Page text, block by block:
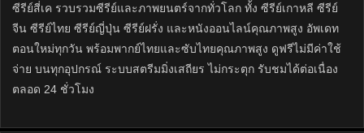
ซีรีย์สี่เค รวบรวมซีรีย์และภาพยนตร์จากทั่วโลก ทั้ง ซีรีย์เกาหลี ซีรีย์
จีน ซีรีย์ไทย ซีรีย์ญี่ปุ่น ซีรีย์ฝรั่ง และหนังออนไลน์คุณภาพสูง อัพเดท
ตอนใหม่ทุกวัน พร้อมพากย์ไทยและซับไทยคุณภาพสูง ดูฟรีไม่มีค่าใช้
จ่าย บนทุกอุปกรณ์ ระบบสตรีมมิ่งเสถียร ไม่กระตุก รับชมได้ต่อเนื่อง
ตลอด 24 ชั่วโมง